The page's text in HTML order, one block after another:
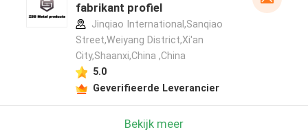
fabrikant profiel
Jinqiao International,Sanqiao
Street,Weiyang District,Xi'an
City,Shaanxi,China ,China
5.0
Geverifieerde Leverancier
Bekijk meer